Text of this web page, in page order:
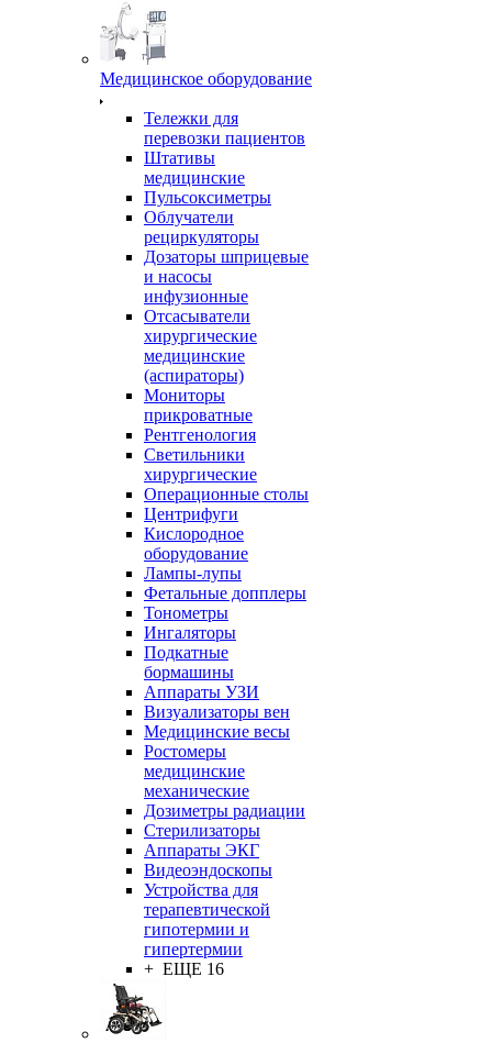
Медицинское оборудование
Тележки для
перевозки пациентов
Штативы
медицинские
Пульсоксиметры
Облучатели
рециркуляторы
Дозаторы шприцевые
и насосы
инфузионные
Отсасыватели
хирургические
медицинские
(аспираторы)
Мониторы
прикроватные
Рентгенология
Светильники
хирургические
Операционные столы
Центрифуги
Кислородное
оборудование
Лампы-лупы
Фетальные допплеры
Тонометры
Ингаляторы
Подкатные
бормашины
Аппараты УЗИ
Визуализаторы вен
Медицинские весы
Ростомеры
медицинские
механические
Дозиметры радиации
Стерилизаторы
Аппараты ЭКГ
Видеоэндоскопы
Устройства для
терапевтической
гипотермии и
гипертермии
+ ЕЩЕ 16